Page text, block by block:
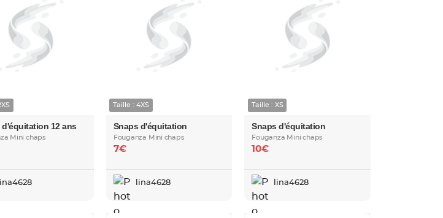
d'équitation 12 ans
Mini chaps
lina4628
Taille : 4XS
Snaps d'équitation
Fouganza Mini chaps
7€
lina4628
Taille : XS
Snaps d'équitation
Fouganza Mini chaps
10€
lina4628